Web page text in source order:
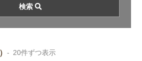
- 20件ずつ表示